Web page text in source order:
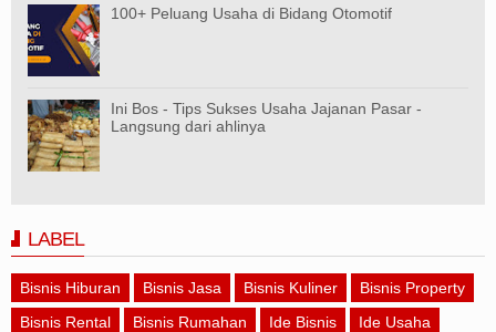
100+ Peluang Usaha di Bidang Otomotif
Ini Bos - Tips Sukses Usaha Jajanan Pasar -
Langsung dari ahlinya
LABEL
Bisnis Hiburan Bisnis Jasa Bisnis Kuliner
Bisnis Property
Bisnis Rental
Bisnis Rumahan Ide Bisnis
Ide Usaha